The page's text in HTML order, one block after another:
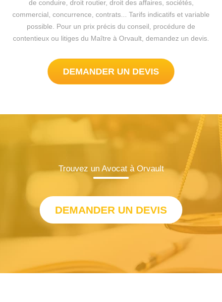
de conduire, droit routier, droit des affaires, sociétés,
commercial, concurrence, contrats... Tarifs indicatifs et variable
possible. Pour un prix précis du conseil, procédure de
contentieux ou litiges du Maître à Orvault, demandez un devis.
DEMANDER UN DEVIS
Trouvez un Avocat à Orvault
DEMANDER UN DEVIS